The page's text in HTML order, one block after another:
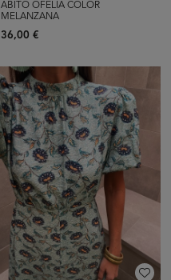
ABITO OFELIA COLOR
MELANZANA
36,00 €